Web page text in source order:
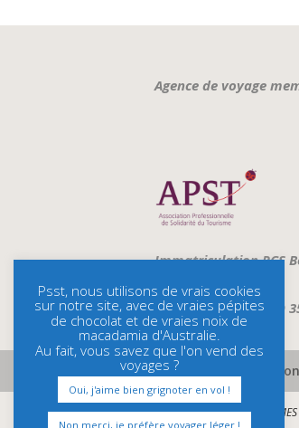
Agence de voyage
Immatriculation RCS
ATOUT FRANCE : IMO
Assurances et
CONÇU PARELEGANT THEMES
Psst, nous utilisons de vrais cookies
sur notre site, avec de vraies pépites
de chocolat et de vraies noix de
macadamia d'Australie.
Au fait, vous savez que l'on vend des
voyages ?
Oui, j'aime bien grignoter en vol !
Non merci, je préfère voyager léger !